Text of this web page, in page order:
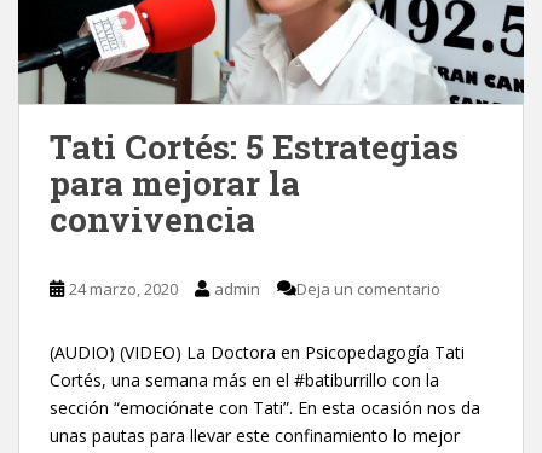
Tati Cortés: 5 Estrategias
para mejorar la
convivencia
24 marzo, 2020 admin Deja un comentario
(AUDIO) (VIDEO) La Doctora en Psicopedagogía Tati
Cortés, una semana más en el #batiburrillo con la
sección “emociónate con Tati”. En esta ocasión nos da
unas pautas para llevar este confinamiento lo mejor